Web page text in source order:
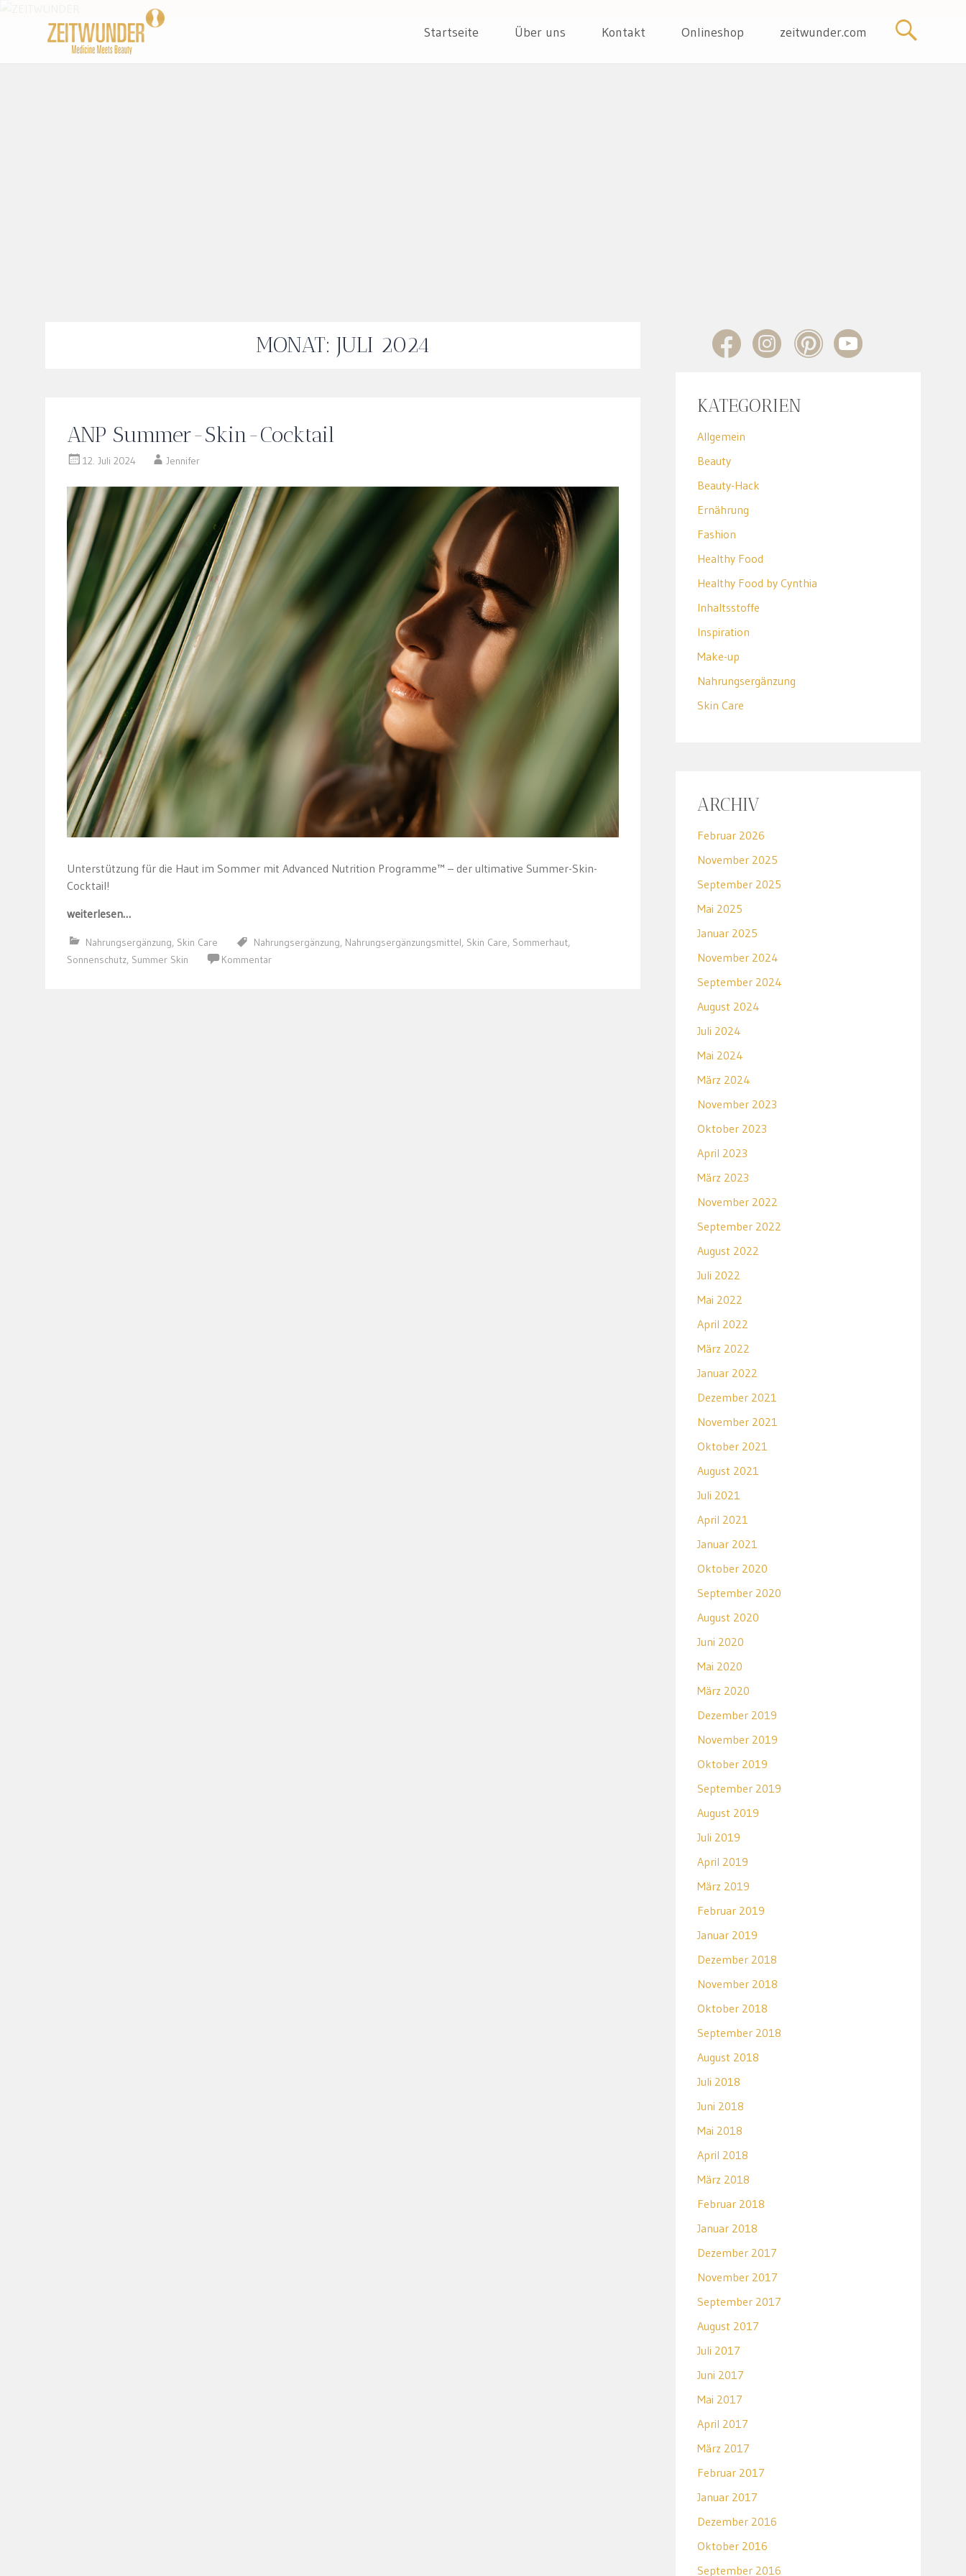
to
Startseite Über uns Kontakt Onlineshop zeitwunder.com
MONAT:JULI 2024
ANP Summer-Skin-Cocktail
12. Juli 2024 Jennifer
Unterstützung für die Haut im Sommer mit Advanced Nutrition Programme™ – der ultimative Summer-Skin-
Cocktail!
weiterlesen…
Nahrungsergänzung, Skin Care Nahrungsergänzung, Nahrungsergänzungsmittel, Skin Care, Sommerhaut,
Sonnenschutz, Summer Skin Kommentar
KATEGORIEN
Allgemein
Beauty
Beauty-Hack
Ernährung
Fashion
Healthy Food
Healthy Food by Cynthia
Inhaltsstoffe
Inspiration
Make-up
Nahrungsergänzung
Skin Care
ARCHIV
Februar 2026
November 2025
September 2025
Mai 2025
Januar 2025
November 2024
September 2024
August 2024
Juli 2024
Mai 2024
März 2024
November 2023
Oktober 2023
April 2023
März 2023
November 2022
September 2022
August 2022
Juli 2022
Mai 2022
April 2022
März 2022
Januar 2022
Dezember 2021
November 2021
Oktober 2021
August 2021
Juli 2021
April 2021
Januar 2021
Oktober 2020
September 2020
August 2020
Juni 2020
Mai 2020
März 2020
Dezember 2019
November 2019
Oktober 2019
September 2019
August 2019
Juli 2019
April 2019
März 2019
Februar 2019
Januar 2019
Dezember 2018
November 2018
Oktober 2018
September 2018
August 2018
Juli 2018
Juni 2018
Mai 2018
April 2018
März 2018
Februar 2018
Januar 2018
Dezember 2017
November 2017
September 2017
August 2017
Juli 2017
Juni 2017
Mai 2017
April 2017
März 2017
Februar 2017
Januar 2017
Dezember 2016
Oktober 2016
September 2016